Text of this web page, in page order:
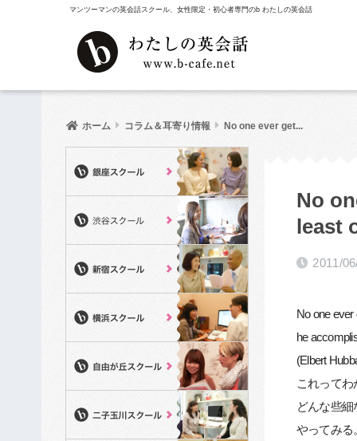
マンツーマンの英会話スクール、女性限定・初心者専門のb わたしの英会話
ホーム コラム＆耳寄り情報 No one ever get...
No
least
2011/
No one
he
(Elbert
これって
どんな些
やってみる